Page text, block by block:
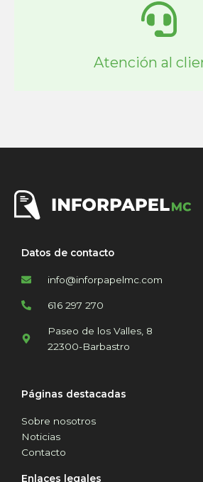
Atención al
Datos de contacto
info@inforpapelmc.com
616 297 270
Paseo de los Valles, 8
22300-Barbastro
Páginas destacadas
Sobre nosotros
Noticias
Contacto
Enlaces legales